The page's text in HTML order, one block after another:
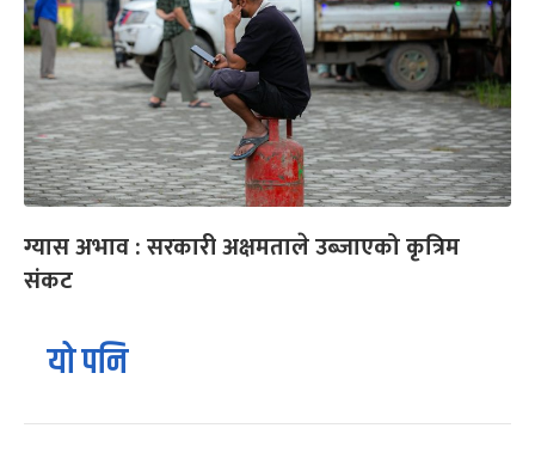
ग्यास अभाव : सरकारी अक्षमताले उब्जाएको कृत्रिम
संकट
यो पनि